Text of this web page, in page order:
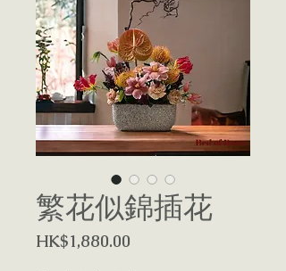
繁花似錦插花
HK$1,880.00